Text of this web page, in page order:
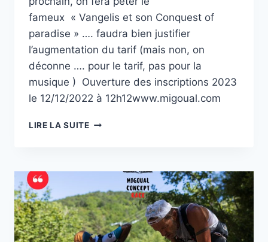
fameux « Vangelis et son Conquest of
paradise » …. faudra bien justifier
l’augmentation du tarif (mais non, on
déconne …. pour le tarif, pas pour la
musique ) Ouverture des inscriptions 2023
le 12/12/2022 à 12h12www.migoual.com
LIRE LA SUITEPHOTOS